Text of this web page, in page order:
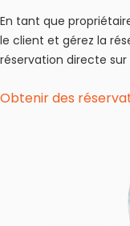
En tant que
le client et gérez la
réservation directe
Obtenir des